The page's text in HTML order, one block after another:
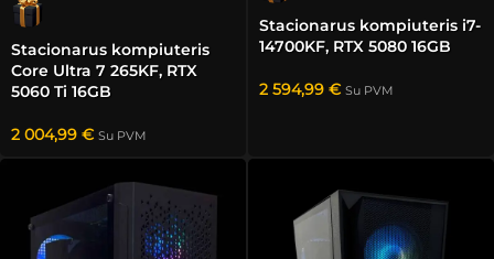
Stacionarus kompiuteris
Core Ultra 7 265KF, RTX
5060 Ti 16GB
2 004,99 € Su PVM
Stacionarus kompiuteris i7-
14700KF, RTX 5080 16GB
2 594,99 € Su PVM